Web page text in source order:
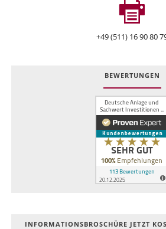
+49 (511) 16 90 80
BEWERTUNGEN
INFOR­MATIONS­BROSCHÜRE JETZT